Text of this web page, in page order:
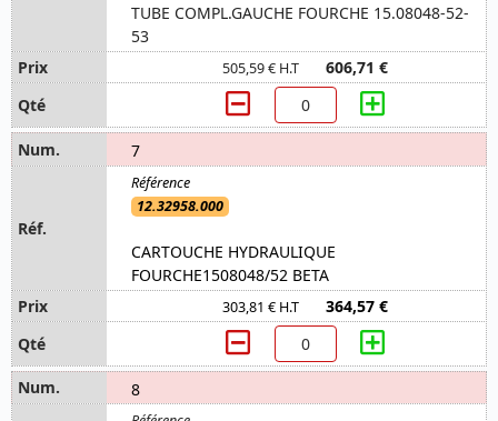
TUBE COMPL.GAUCHE FOURCHE 15.08048-52-
53
505,59 € H.T 606,71 €
7
12.32958.000
CARTOUCHE HYDRAULIQUE
FOURCHE1508048/52 BETA
303,81 € H.T 364,57 €
8